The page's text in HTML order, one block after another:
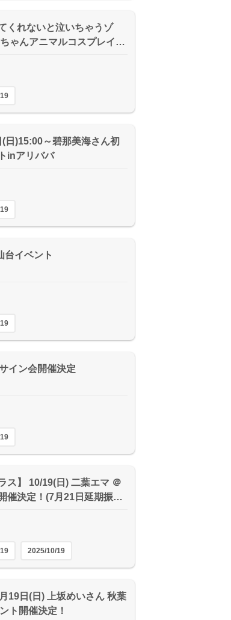
くれないと泣いちゃうゾ
ゃんアニマルコスプレイ…
日)15:00～碧那美海さん初
inアリババ
台イベント
イン会開催決定
ス】 10/19(日) 二葉エマ ＠
催決定！(7月21日延期振…
2025/10/19
19日(日) 上坂めいさん 秋葉
ト開催決定！